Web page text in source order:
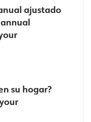
ajustado
su hogar?